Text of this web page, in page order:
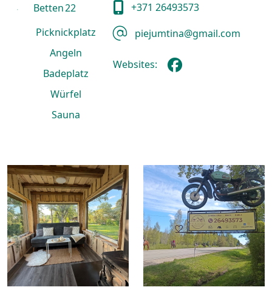
Betten22
Picknickplatz
Angeln
Badeplatz
Würfel
Sauna
+371 26493573
piejumtina@gmail.com
Websites: